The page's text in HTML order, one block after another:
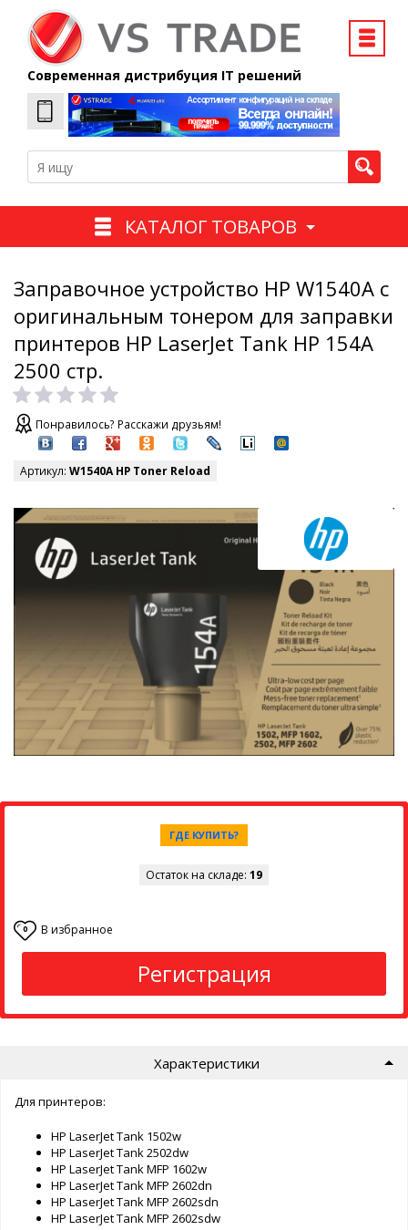
Современная дистрибуция IT решений
КАТАЛОГ ТОВАРОВ
Заправочное устройство HP W1540A с
оригинальным тонером для заправки
принтеров HP LaserJet Tank HP 154A
2500 стр.
Понравилось? Расскажи друзьям!
Артикул: W1540A HP Toner Reload
ГДЕ КУПИТЬ?
Остаток на складе: 19
0 В избранное
Регистрация
Характеристики
Для принтеров:
HP LaserJet Tank 1502w
HP LaserJet Tank 2502dw
HP LaserJet Tank MFP 1602w
HP LaserJet Tank MFP 2602dn
HP LaserJet Tank MFP 2602sdn
HP LaserJet Tank MFP 2602sdw